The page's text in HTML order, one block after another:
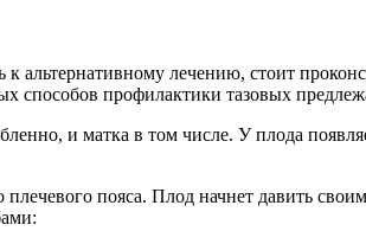
альтернативному лечению, стоит
способов профилактики тазовых
и матка в том числе. У плода
пояса. Плод начнет давить